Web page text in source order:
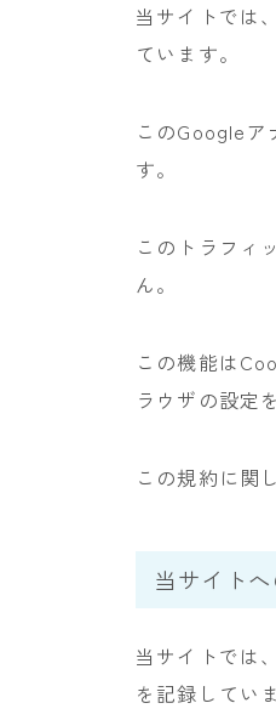
当サイトでは
ています。
このGoogleア
す。
このトラフィ
ん。
この機能は
ラウザの設定
この規約に関
当サイト
当サイトでは
を記録してい